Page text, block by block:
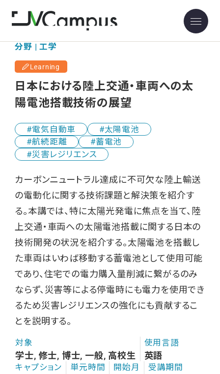
分野 | 工学
Learning
日本における陸上交通・車両への太
陽電池搭載技術の展望
電気自動車
太陽電池
航続距離
蓄電池
災害レジリエンス
カーボンニュートラル達成に不可欠な陸上輸送
の電動化に関する技術課題と解決策を紹介す
る。本講では、特に太陽光発電に焦点を当て、陸
上交通・車両への太陽電池搭載に関する日本の
技術開発の状況を紹介する。太陽電池を搭載し
た車両はいわば移動する蓄電池として使用可能
であり、住宅での電力購入量削減に繋がるのみ
ならず、災害等による停電時にも電力を使用でき
るため災害レジリエンスの強化にも貢献するこ
とを説明する。
対象
学士, 修士, 博士, 一般, 高校生
使用言語
英語
キャプション 単元時間 開始月 受講期間